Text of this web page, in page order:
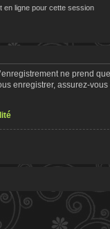
en ligne pour cette session
ne prend
enregistrer, assurez-